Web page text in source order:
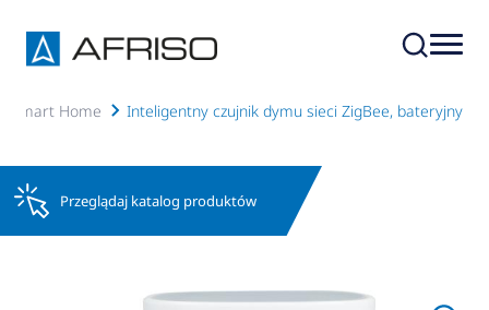
Smart Home Inteligentny czujnik dymu sieci ZigBee, bateryjny
Przeglądaj katalog produktów